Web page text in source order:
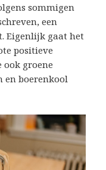
sommigen
een
Eigenlijk gaat het
positieve
groene
en boerenkool